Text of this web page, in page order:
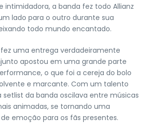
a banda fez todo Allianz
lado para o outro durante sua
todo mundo encantado.
fez uma entrega verdadeiramente
apostou em uma grande parte
o que foi a cereja do bolo
e marcante. Com um talento
setlist da banda oscilava entre músicas
animadas, se tornando uma
emoção para os fãs presentes.